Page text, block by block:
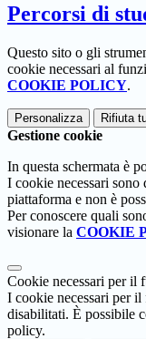
Percorsi di
Questo sito o gli
cookie necessari al
COOKIE POLICY.
Personalizza Rifiuta
Gestione cookie
In questa schermata è
I cookie necessari
piattaforma e non è
Per conoscere quali
visionare la COOKIE
Cookie necessari per il
I cookie necessari per il
disabilitati. È possibile
policy.